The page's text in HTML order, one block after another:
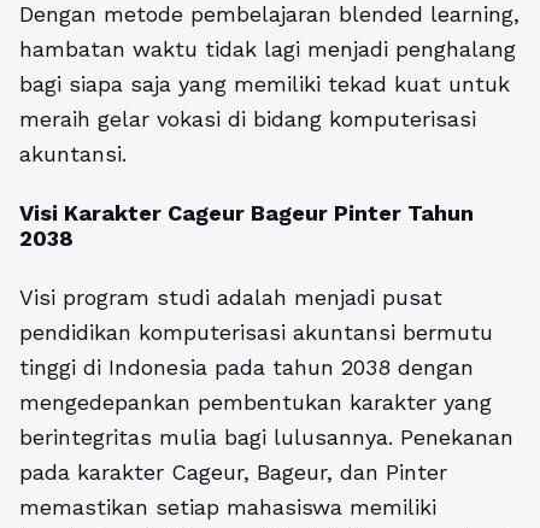
Dengan metode pembelajaran blended learning,
hambatan waktu tidak lagi menjadi penghalang
bagi siapa saja yang memiliki tekad kuat untuk
meraih gelar vokasi di bidang komputerisasi
akuntansi.
Visi Karakter Cageur Bageur Pinter Tahun
2038
Visi program studi adalah menjadi pusat
pendidikan komputerisasi akuntansi bermutu
tinggi di Indonesia pada tahun 2038 dengan
mengedepankan pembentukan karakter yang
berintegritas mulia bagi lulusannya. Penekanan
pada karakter Cageur, Bageur, dan Pinter
memastikan setiap mahasiswa memiliki